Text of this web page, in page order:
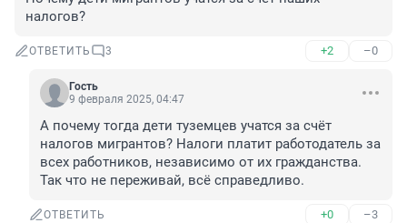
налогов?
ОТВЕТИТЬ 3 +2 –0
Гость
9 февраля 2025, 04:47
А почему тогда дети туземцев учатся за счёт
налогов мигрантов? Налоги платит работодатель за
всех работников, независимо от их гражданства.
Так что не переживай, всё справедливо.
ОТВЕТИТЬ +0 –3